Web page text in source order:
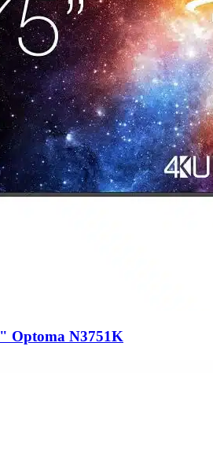
מסך לשילוט דיגיטלי 75" Optoma N3751K